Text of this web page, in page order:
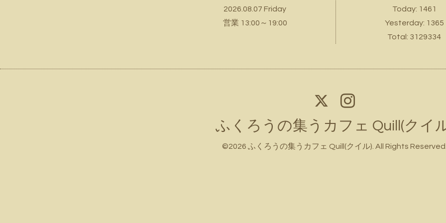
2026.08.07 Friday
営業 13:00～19:00
Today: 1461
Yesterday: 1365
Total: 3129334
ふくろうの集うカフェ Quill(クイ
©2026 ふくろうの集うカフェ Quill(クイル) . All Rights